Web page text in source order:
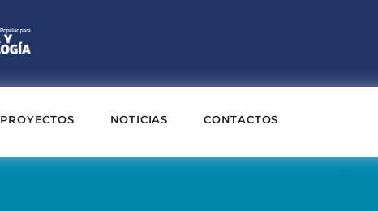
PROYECTOS NOTICIAS CONTACTOS